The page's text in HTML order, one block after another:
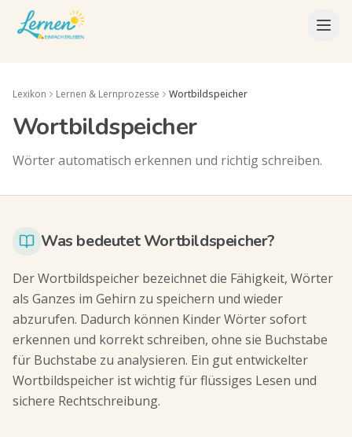
Lexikon Lernen & Lernprozesse Wortbildspeicher
Wortbildspeicher
Wörter automatisch erkennen und richtig schreiben.
Was bedeutet Wortbildspeicher?
Der Wortbildspeicher bezeichnet die Fähigkeit, Wörter
als Ganzes im Gehirn zu speichern und wieder
abzurufen. Dadurch können Kinder Wörter sofort
erkennen und korrekt schreiben, ohne sie Buchstabe
für Buchstabe zu analysieren. Ein gut entwickelter
Wortbildspeicher ist wichtig für flüssiges Lesen und
sichere Rechtschreibung.